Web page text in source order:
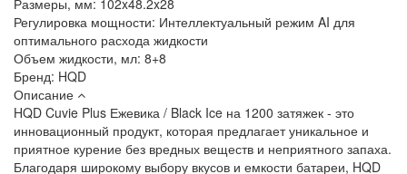
Размеры, мм: 102x48.2x28
Регулировка мощности: Интеллектуальный режим AI для
оптимального расхода жидкости
Объем жидкости, мл: 8+8
Бренд: HQD
Описание
HQD Cuvie Plus Ежевика / Black Ice на 1200 затяжек - это
инновационный продукт, которая предлагает уникальное и
приятное курение без вредных веществ и неприятного запаха.
Благодаря широкому выбору вкусов и емкости батареи, HQD